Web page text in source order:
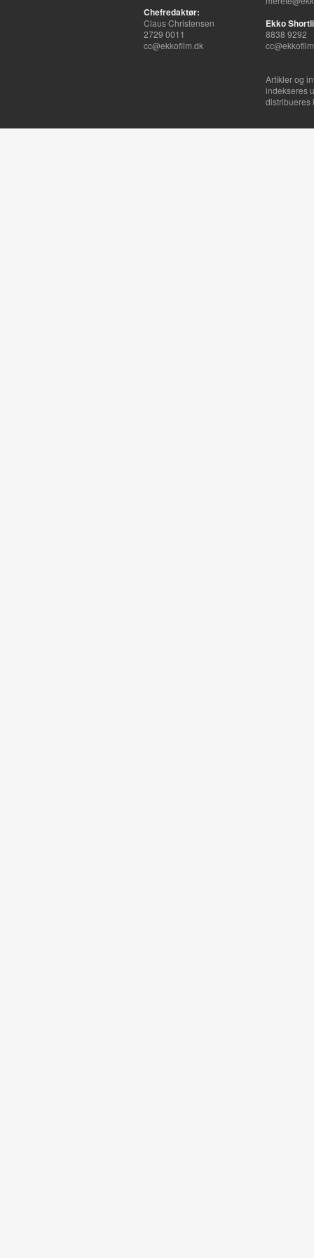
Chefredaktør:
Claus Christensen
2729 0011
cc@ekkofilm.dk
Ekko
8838 9292
Artikler og
indekseres
distribueres